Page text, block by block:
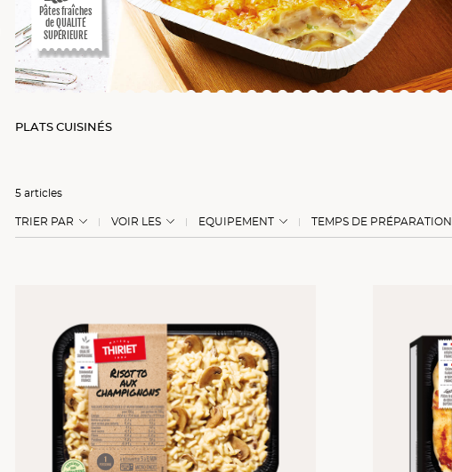
Pâtes fraîches
de QUALITÉ
SUPÉRIEURE
PLATS CUISINÉS
5 articles
TRIER PAR VOIR LES EQUIPEMENT TEMPS DE PRÉPARATION